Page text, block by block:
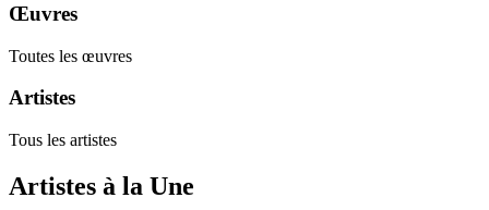
Œuvres
Toutes les œuvres
Artistes
Tous les artistes
Artistes à la Une